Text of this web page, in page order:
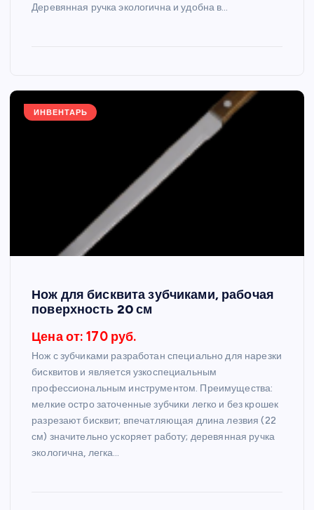
Деревянная ручка экологична и удобна в…
ИНВЕНТАРЬ
Нож для бисквита зубчиками, рабочая
поверхность 20 см
Цена от: 170 руб.
Нож с зубчиками разработан специально для нарезки
бисквитов и является узкоспециальным
профессиональным инструментом. Преимущества:
мелкие остро заточенные зубчики легко и без крошек
разрезают бисквит; впечатляющая длина лезвия (22
см) значительно ускоряет работу; деревянная ручка
экологична, легка…